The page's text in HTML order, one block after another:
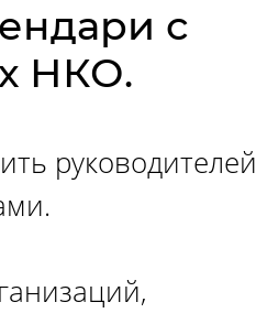
с
НКО.
руководителей